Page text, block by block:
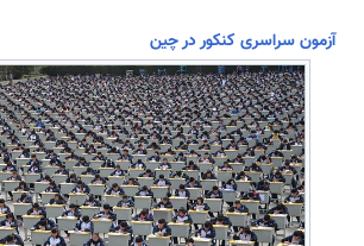
آزمون سراسری کنکور در چین